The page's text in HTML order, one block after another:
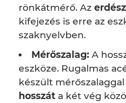
rönkátmérő. Az
kifejezés is erre az
szaknyelvben.
Mérőszalag: A
eszköze. Rugalmas
készült
hosszát a két vég